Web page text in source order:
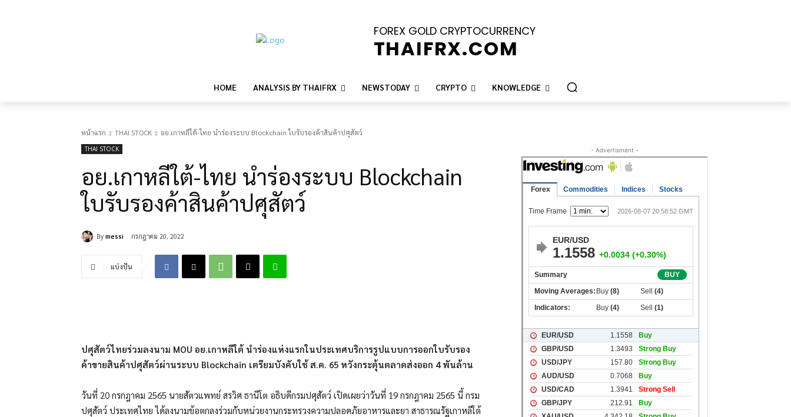
FOREX GOLD CRYPTOCURRENCY
THAIFRX.COM
HOME ANALYSIS BY THAIFRX NEWSTODAY CRYPTO KNOWLEDGE
หน้าแรก THAI STOCK อย.เกาหลีใต้-ไทย นำร่องระบบ Blockchain ใบรับรองค้าสินค้าปศุสัตว์
THAI STOCK
อย.เกาหลีใต้-ไทย นำร่องระบบ Blockchain
ใบรับรองค้าสินค้าปศุสัตว์
By messi กรกฎาคม 20, 2022
แบ่งปัน
ปศุสัตว์ไทยร่วมลงนาม MOU อย.เกาหลีใต้ นำร่องแห่งแรกในประเทศบริการรูปแบบการออกใบรับรอง
ค้าขายสินค้าปศุสัตว์ผ่านระบบ Blockchain เตรียมบังคับใช้ ส.ค. 65 หวังกระตุ้นตลาดส่งออก 4 พันล้าน
วันที่ 20 กรกฎาคม 2565 นายสัตวแพทย์ สรวิศ ธานีโต อธิบดีกรมปศุสัตว์ เปิดเผยว่าวันที่ 19 กรกฎาคม 2565 นี้ กรม
ปศุสัตว์ ประเทศไทย ได้ลงนามข้อตกลงร่วมกับหน่วยงานกระทรวงความปลอดภัยอาหารและยา สาธารณรัฐเกาหลีใต้
- Advertisment -